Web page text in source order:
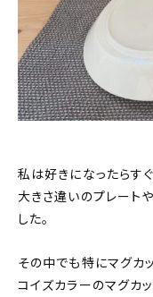
私は好きになったらす
大きさ違いのプレート
した。
その中でも特にマグカ
コイズカラーのマグカ